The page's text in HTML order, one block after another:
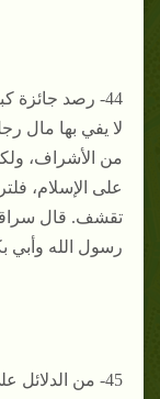
44- رصد جائزة
لا يفي بها مال
من الأشراف،
على الإسلام،
تقشف. قال
رسول الله وأبي
45- من الدلائل